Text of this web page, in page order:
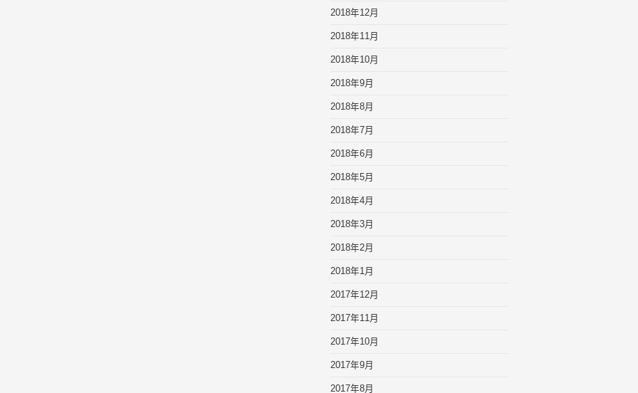
2018年12月
2018年11月
2018年10月
2018年9月
2018年8月
2018年7月
2018年6月
2018年5月
2018年4月
2018年3月
2018年2月
2018年1月
2017年12月
2017年11月
2017年10月
2017年9月
2017年8月